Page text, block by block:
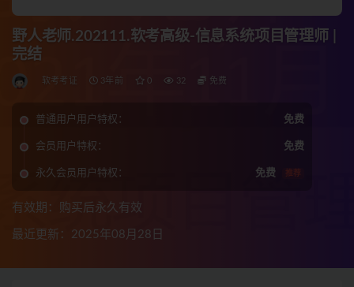
野人老师.202111.软考高级-信息系统项目管理师 |
完结
软考考证 3年前 0 32 免费
普通用户用户特权： 免费
会员用户特权： 免费
永久会员用户特权： 免费 推荐
有效期：购买后永久有效
最近更新：2025年08月28日